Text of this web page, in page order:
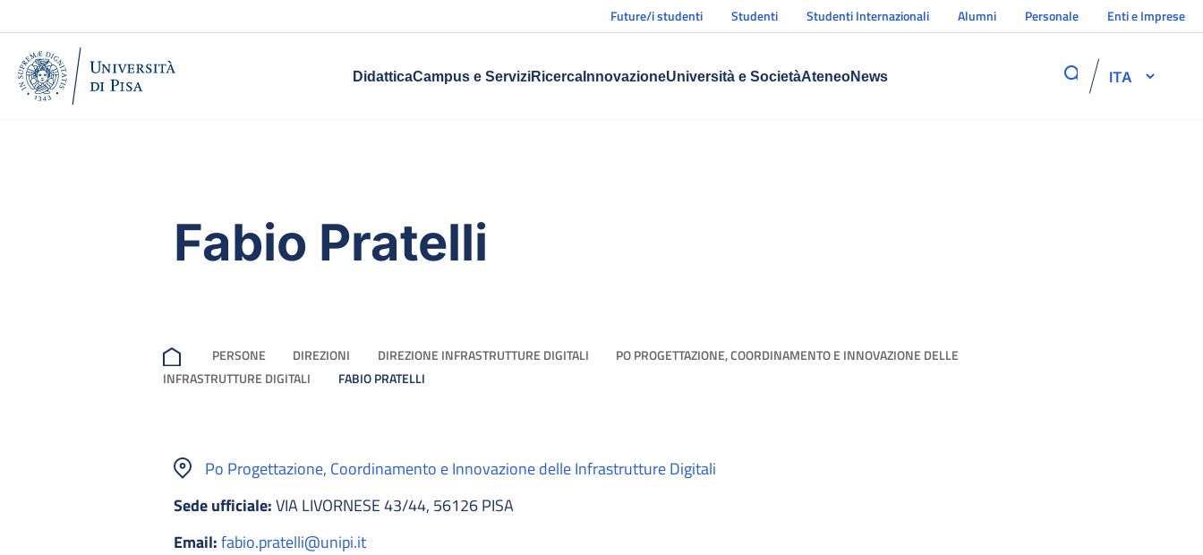
Future/i studenti Studenti Studenti Internazionali Alumni Personale Enti e Imprese
DidatticaCampus e ServiziRicercaInnovazioneUniversità e SocietàAteneoNews ITA
Fabio Pratelli
PERSONE DIREZIONI DIREZIONE INFRASTRUTTURE DIGITALI
PO PROGETTAZIONE, COORDINAMENTO E INNOVAZIONE DELLE
INFRASTRUTTURE DIGITALI
FABIO PRATELLI
Po Progettazione, Coordinamento e Innovazione delle Infrastrutture Digitali
Sede ufficiale:VIA LIVORNESE 43/44, 56126 PISA
Email:fabio.pratelli@unipi.it